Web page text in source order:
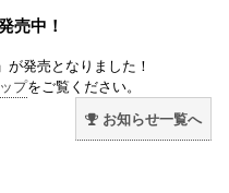
売中！
」が発売となりました！
プをご覧ください。
お知らせ一覧へ